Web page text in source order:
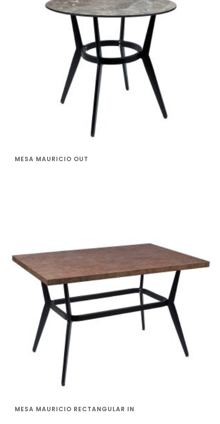
MESA MAURICIO OUT
MESA MAURICIO RECTANGULAR IN